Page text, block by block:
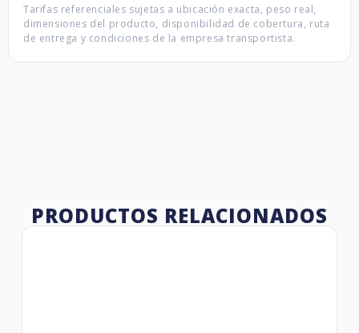
Tarifas referenciales sujetas a ubicación exacta, peso real,
dimensiones del producto, disponibilidad de cobertura, ruta
de entrega y condiciones de la empresa transportista.
PRODUCTOS RELACIONADOS